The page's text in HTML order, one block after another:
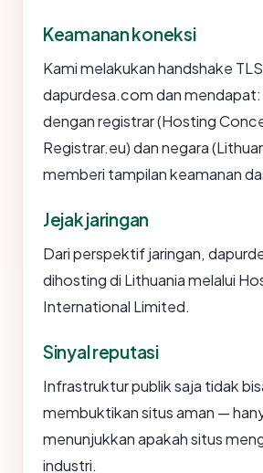
Keamanan koneksi
Kami melakukan handshake
dapurdesa.com dan
dengan registrar (Hosting
Registrar.eu) dan negara
memberi tampilan keamanan
Jejak jaringan
Dari perspektif jaringan,
dihosting di Lithuania melalui
International Limited.
Sinyal reputasi
Infrastruktur publik saja tidak
membuktikan situs aman —
menunjukkan apakah situs
industri.